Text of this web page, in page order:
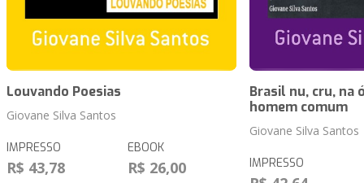
Louvando Poesias
Giovane Silva Santos
IMPRESSO
R$ 43,78
EBOOK
R$ 26,00
Brasil nu, cru, na
homem comum
Giovane Silva Santos
IMPRESSO